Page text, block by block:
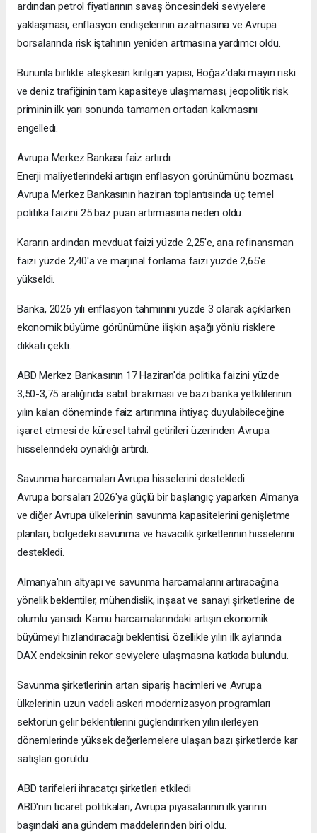
ardından petrol fiyatlarının savaş öncesindeki seviyelere
yaklaşması, enflasyon endişelerinin azalmasına ve Avrupa
borsalarında risk iştahının yeniden artmasına yardımcı oldu.
Bununla birlikte ateşkesin kırılgan yapısı, Boğaz'daki mayın riski
ve deniz trafiğinin tam kapasiteye ulaşmaması, jeopolitik risk
priminin ilk yarı sonunda tamamen ortadan kalkmasını
engelledi.
Avrupa Merkez Bankası faiz artırdı
Enerji maliyetlerindeki artışın enflasyon görünümünü bozması,
Avrupa Merkez Bankasının haziran toplantısında üç temel
politika faizini 25 baz puan artırmasına neden oldu.
Kararın ardından mevduat faizi yüzde 2,25'e, ana refinansman
faizi yüzde 2,40'a ve marjinal fonlama faizi yüzde 2,65'e
yükseldi.
Banka, 2026 yılı enflasyon tahminini yüzde 3 olarak açıklarken
ekonomik büyüme görünümüne ilişkin aşağı yönlü risklere
dikkati çekti.
ABD Merkez Bankasının 17 Haziran'da politika faizini yüzde
3,50-3,75 aralığında sabit bırakması ve bazı banka yetkililerinin
yılın kalan döneminde faiz artırımına ihtiyaç duyulabileceğine
işaret etmesi de küresel tahvil getirileri üzerinden Avrupa
hisselerindeki oynaklığı artırdı.
Savunma harcamaları Avrupa hisselerini destekledi
Avrupa borsaları 2026'ya güçlü bir başlangıç yaparken Almanya
ve diğer Avrupa ülkelerinin savunma kapasitelerini genişletme
planları, bölgedeki savunma ve havacılık şirketlerinin hisselerini
destekledi.
Almanya'nın altyapı ve savunma harcamalarını artıracağına
yönelik beklentiler, mühendislik, inşaat ve sanayi şirketlerine de
olumlu yansıdı. Kamu harcamalarındaki artışın ekonomik
büyümeyi hızlandıracağı beklentisi, özellikle yılın ilk aylarında
DAX endeksinin rekor seviyelere ulaşmasına katkıda bulundu.
Savunma şirketlerinin artan sipariş hacimleri ve Avrupa
ülkelerinin uzun vadeli askeri modernizasyon programları
sektörün gelir beklentilerini güçlendirirken yılın ilerleyen
dönemlerinde yüksek değerlemelere ulaşan bazı şirketlerde kar
satışları görüldü.
ABD tarifeleri ihracatçı şirketleri etkiledi
ABD'nin ticaret politikaları, Avrupa piyasalarının ilk yarının
başındaki ana gündem maddelerinden biri oldu.